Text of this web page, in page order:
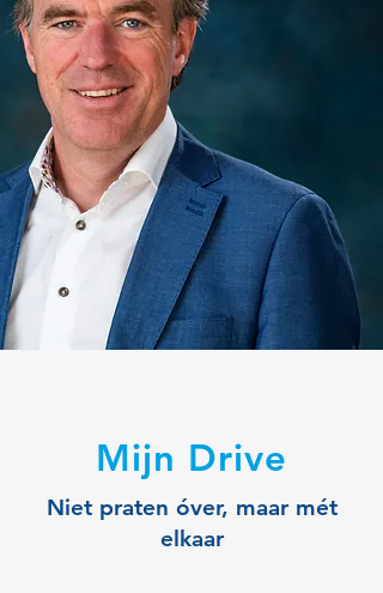
Mijn Drive
Niet praten óver, maar mét
elkaar